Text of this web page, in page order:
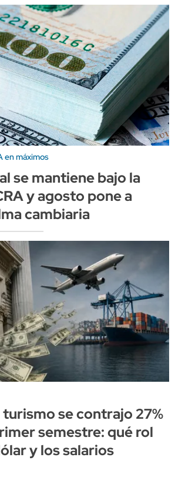
en máximos
se mantiene bajo la
y agosto pone a
cambiaria
se contrajo 27%
semestre: qué rol
y los salarios